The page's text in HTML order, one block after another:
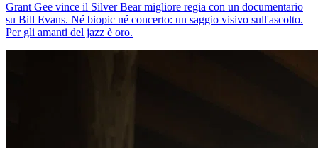
Grant Gee vince il Silver Bear migliore regia con un documentario
su Bill Evans. Né biopic né concerto: un saggio visivo sull'ascolto.
Per gli amanti del jazz è oro.